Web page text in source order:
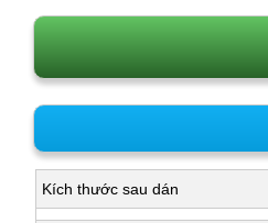
Kích thước sau dán